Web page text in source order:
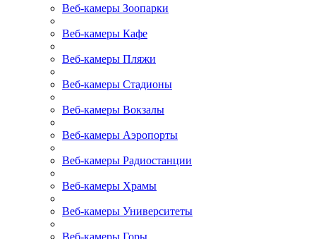
Веб-камеры Зоопарки
Веб-камеры Кафе
Веб-камеры Пляжи
Веб-камеры Стадионы
Веб-камеры Вокзалы
Веб-камеры Аэропорты
Веб-камеры Радиостанции
Веб-камеры Храмы
Веб-камеры Университеты
Веб-камеры Горы